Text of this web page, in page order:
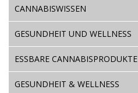
CANNABISWISSEN
GESUNDHEIT UND WELLNESS
ESSBARE CANNABISPRODUKTE
GESUNDHEIT & WELLNESS